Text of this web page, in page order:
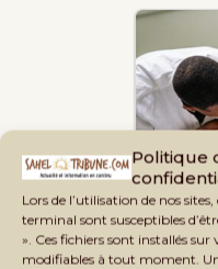
Politique
Lors de l’utilisation de nos
terminal sont susceptibles
». Ces fichiers sont installés
modifiables à tout moment.
En